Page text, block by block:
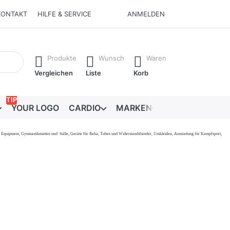
HILFE & SERVICE ANMELDEN
Drücken Sie die Eingabetaste, um alle Ergebnisse
Produkte
Vergleichen
Wunsch
Liste
Waren
Korb
YOUR LOGO
TIP
CARDIO MARKEN
Gymnastikmatten und -bälle, Geräte für Reha, Tubes und Widerstandsbänder, Umkleiden, Ausstattung für Kampfsport,